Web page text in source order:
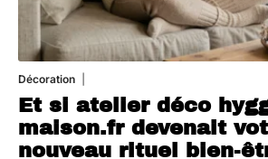
Décoration
Et si atelier déco
maison.fr devenait
nouveau rituel bien-